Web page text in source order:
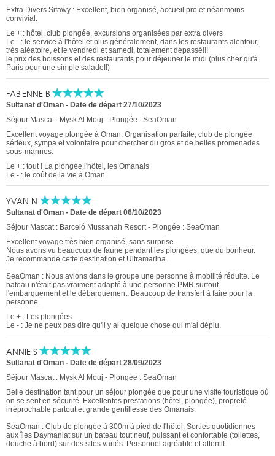
Extra Divers Sifawy : Excellent, bien organisé, accueil pro et néanmoins
convivial.
Le + : hôtel, club plongée, excursions organisées par extra divers
Le - : le service à l'hôtel et plus généralement, dans les restaurants alentour,
très aléatoire, et le vendredi et samedi, totalement dépassé!!!
le prix des boissons et des restaurants pour déjeuner le midi (plus cher qu'à
Paris pour une simple salade!!)
FABIENNE B
Sultanat d'Oman - Date de départ 27/10/2023
Séjour Mascat : Mysk Al Mouj - Plongée : SeaOman
Excellent voyage plongée à Oman. Organisation parfaite, club de plongée
sérieux, sympa et volontaire pour chercher du gros et de belles promenades
sous-marines.
Le + : tout ! La plongée,l'hôtel, les Omanais
Le - : le coût de la vie à Oman
YVAN N
Sultanat d'Oman - Date de départ 06/10/2023
Séjour Mascat : Barceló Mussanah Resort - Plongée : SeaOman
Excellent voyage très bien organisé, sans surprise.
Nous avons vu beaucoup de faune pendant les plongées, que du bonheur.
Je recommande cette destination et Ultramarina.
SeaOman : Nous avions dans le groupe une personne à mobilité réduite. Le
bateau n'était pas vraiment adapté à une personne PMR surtout
l'embarquement et le débarquement. Beaucoup de transfert à faire pour la
personne.
Le + : Les plongées
Le - : Je ne peux pas dire qu'il y ai quelque chose qui m'ai déplu.
ANNIE S
Sultanat d'Oman - Date de départ 28/09/2023
Séjour Mascat : Mysk Al Mouj - Plongée : SeaOman
Belle destination tant pour un séjour plongée que pour une visite touristique où
on se sent en sécurité. Excellentes prestations (hôtel, plongée), propreté
irréprochable partout et grande gentillesse des Omanais.
SeaOman : Club de plongée à 300m à pied de l'hôtel. Sorties quotidiennes
aux îles Daymaniat sur un bateau tout neuf, puissant et confortable (toilettes,
douche à bord) sur des sites variés. Personnel agréable et attentif.